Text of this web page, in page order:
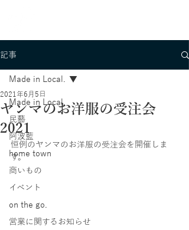
記事
Made in Local.
民藝
阿波藍
home town
商いもの
イベント
on the go.
営業に関するお知らせ
Made in Local.
ヤンマのお洋服の受注会
2021
2021年6月5日
恒例のヤンマのお洋服の受注会を開催しま
す。